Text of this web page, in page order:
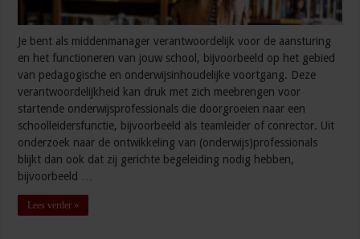
Je bent als middenmanager verantwoordelijk voor de aansturing
en het functioneren van jouw school, bijvoorbeeld op het gebied
van pedagogische en onderwijsinhoudelijke voortgang. Deze
verantwoordelijkheid kan druk met zich meebrengen voor
startende onderwijsprofessionals die doorgroeien naar een
schoolleidersfunctie, bijvoorbeeld als teamleider of conrector. Uit
onderzoek naar de ontwikkeling van (onderwijs)professionals
blijkt dan ook dat zij gerichte begeleiding nodig hebben,
bijvoorbeeld …
Lees verder »